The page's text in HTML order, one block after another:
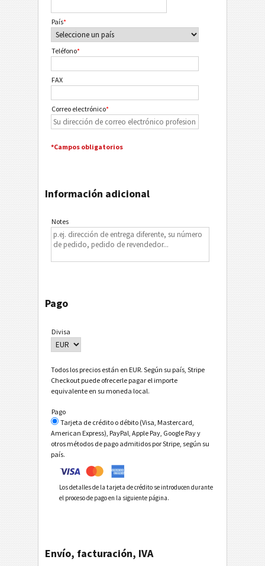
País*
Teléfono*
FAX
Correo electrónico*
*Campos obligatorios
Información adicional
Notes
Pago
Divisa
Todos los precios están en EUR. Según su país, Stripe
Checkout puede ofrecerle pagar el importe
equivalente en su moneda local.
Pago
Tarjeta de crédito o débito (Visa, Mastercard,
American Express), PayPal, Apple Pay, Google Pay y
otros métodos de pago admitidos por Stripe, según su
país.
Los detalles de la tarjeta de crédito se introducen durante
el proceso de pago en la siguiente página.
Envío, facturación, IVA